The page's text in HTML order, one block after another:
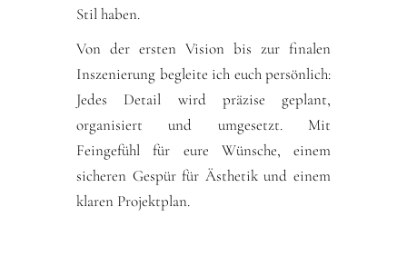
Stil haben.
Von der ersten Vision bis zur finalen
Inszenierung begleite ich euch persönlich:
Jedes Detail wird präzise geplant,
organisiert und umgesetzt. Mit
Feingefühl für eure Wünsche, einem
sicheren Gespür für Ästhetik und einem
klaren Projektplan.